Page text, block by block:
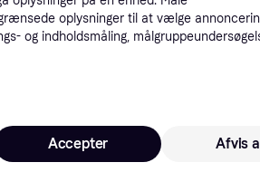
999 kr. fragt
oplysninger til at vælge
og indholdsmåling,
Afvis
Accepter